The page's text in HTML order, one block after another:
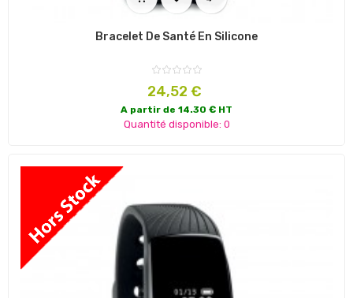
Bracelet De Santé En Silicone
Prix
24,52 €
A partir de 14.30 € HT
Quantité disponible: 0